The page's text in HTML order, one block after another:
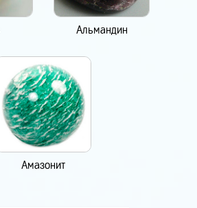
Альмандин
Амазонит